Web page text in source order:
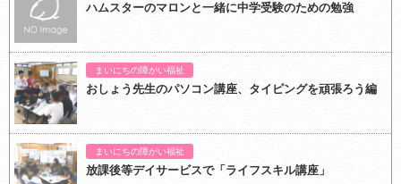
ハムスターのマロンと一緒に中学受験のための勉強
まいにちの障がい福祉
おしょう先生のパソコン講座、タイピングを頑張ろう編
まいにちの障がい福祉
放課後等デイサービスで「ライフスキル講座」